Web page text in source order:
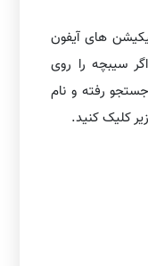
های آیفون
سیبچه را روی
رفته و نام
کلیک کنید.